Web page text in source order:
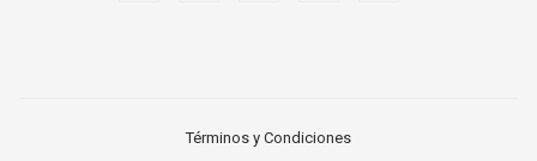
Términos y Condiciones